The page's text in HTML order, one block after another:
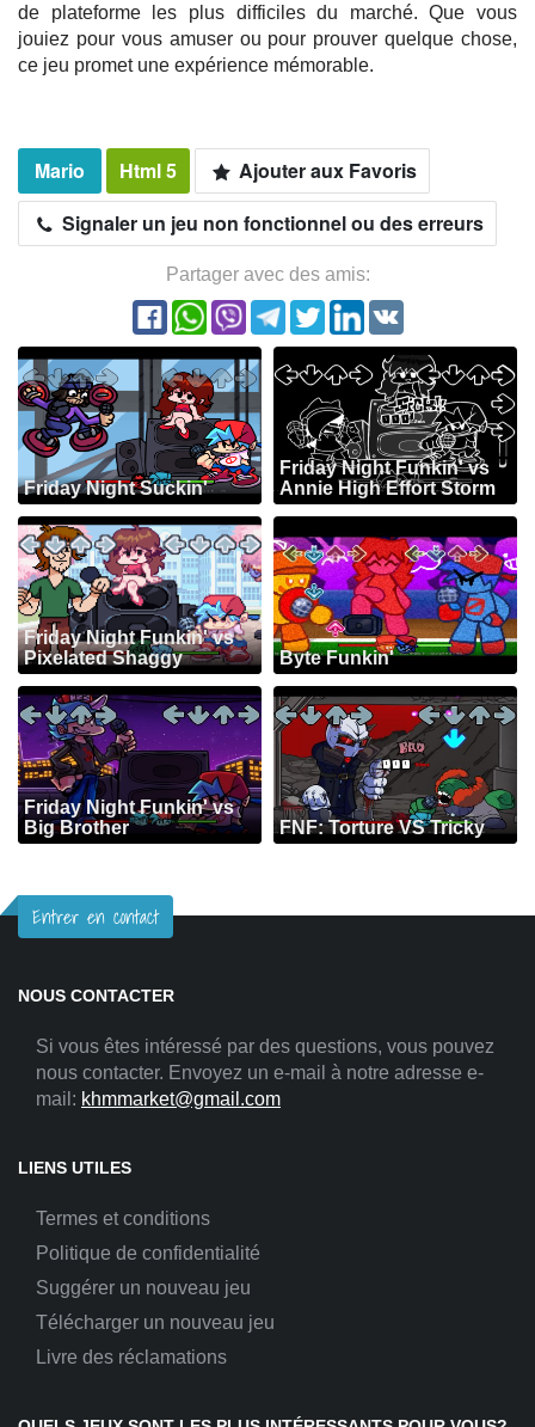
de plateforme les plus difficiles du marché. Que vous
jouiez pour vous amuser ou pour prouver quelque chose,
ce jeu promet une expérience mémorable.
Mario Html 5
Ajouter aux Favoris
Signaler un jeu non fonctionnel ou des erreurs
Partager avec des amis:
Friday Night Suckin'
Friday Night Funkin' vs
Annie High Effort Storm
Friday Night Funkin' vs
Pixelated Shaggy
Byte Funkin'
Friday Night Funkin' vs
Big Brother
FNF: Torture VS Tricky
Entrer en contact
NOUS CONTACTER
Si vous êtes intéressé par des questions, vous pouvez
nous contacter. Envoyez un e-mail à notre adresse e-
mail: khmmarket@gmail.com
LIENS UTILES
Termes et conditions
Politique de confidentialité
Suggérer un nouveau jeu
Télécharger un nouveau jeu
Livre des réclamations